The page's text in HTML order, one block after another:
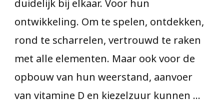
ontwikkeling. Om te spelen, ontdekken,
rond te scharrelen, vertrouwd te raken
met alle elementen. Maar ook voor de
opbouw van hun weerstand, aanvoer
van vitamine D en kiezelzuur kunnen …